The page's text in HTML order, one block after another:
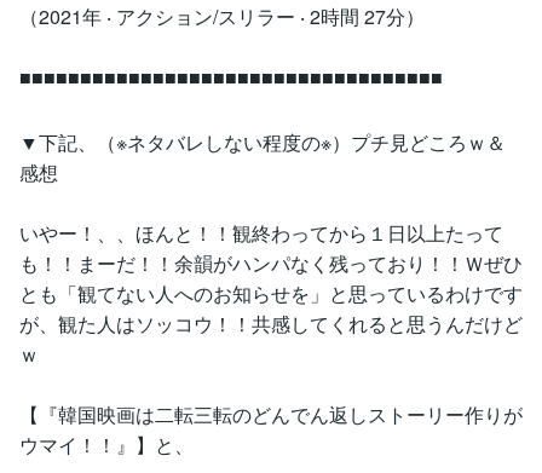
（2021年 ‧ アクション/スリラー ‧ 2時間 27分）
■■■■■■■■■■■■■■■■■■■■■■■■■■■■■■■■■■■
▼下記、（※ネタバレしない程度の※）プチ見どころｗ＆
感想
いやー！、、ほんと！！観終わってから１日以上たって
も！！まーだ！！余韻がハンパなく残っており！！Ｗぜひ
とも「観てない人へのお知らせを」と思っているわけです
が、観た人はソッコウ！！共感してくれると思うんだけど
ｗ
【『韓国映画は二転三転のどんでん返しストーリー作りが
ウマイ！！』】と、